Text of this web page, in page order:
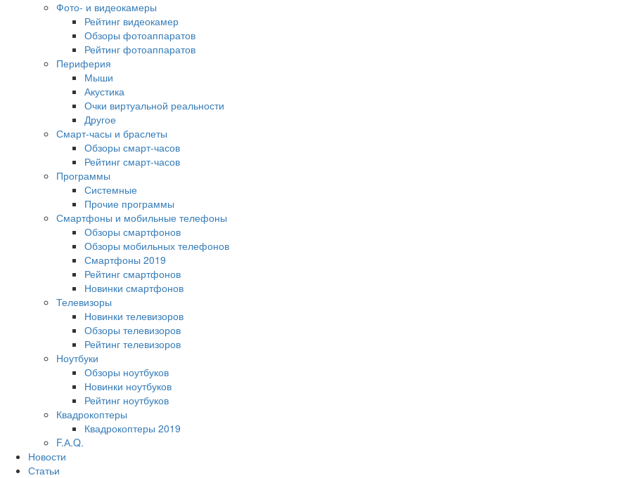
Фото- и видеокамеры
Рейтинг видеокамер
Обзоры фотоаппаратов
Рейтинг фотоаппаратов
Периферия
Мыши
Акустика
Очки виртуальной реальности
Другое
Смарт-часы и браслеты
Обзоры смарт-часов
Рейтинг смарт-часов
Программы
Системные
Прочие программы
Смартфоны и мобильные телефоны
Обзоры смартфонов
Обзоры мобильных телефонов
Смартфоны 2019
Рейтинг смартфонов
Новинки смартфонов
Телевизоры
Новинки телевизоров
Обзоры телевизоров
Рейтинг телевизоров
Ноутбуки
Обзоры ноутбуков
Новинки ноутбуков
Рейтинг ноутбуков
Квадрокоптеры
Квадрокоптеры 2019
F.А.Q.
Новости
Статьи